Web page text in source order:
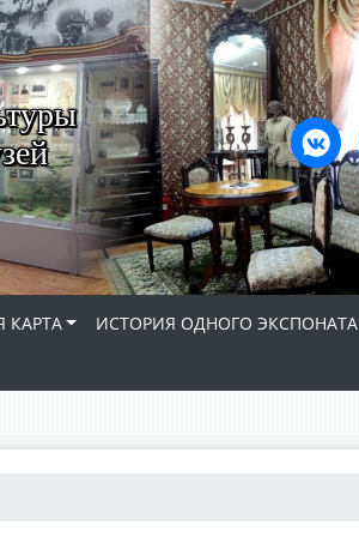
КАРТА ИСТОРИЯ ОДНОГО ЭКСПОНАТА